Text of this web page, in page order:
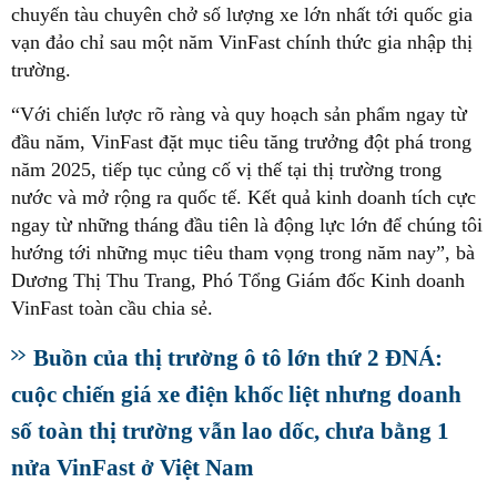
chuyến tàu chuyên chở số lượng xe lớn nhất tới quốc gia
vạn đảo chỉ sau một năm VinFast chính thức gia nhập thị
trường.
“Với chiến lược rõ ràng và quy hoạch sản phẩm ngay từ
đầu năm, VinFast đặt mục tiêu tăng trưởng đột phá trong
năm 2025, tiếp tục củng cố vị thế tại thị trường trong
nước và mở rộng ra quốc tế. Kết quả kinh doanh tích cực
ngay từ những tháng đầu tiên là động lực lớn để chúng tôi
hướng tới những mục tiêu tham vọng trong năm nay”, bà
Dương Thị Thu Trang, Phó Tổng Giám đốc Kinh doanh
VinFast toàn cầu chia sẻ.
Buồn của thị trường ô tô lớn thứ 2 ĐNÁ:
cuộc chiến giá xe điện khốc liệt nhưng doanh
số toàn thị trường vẫn lao dốc, chưa bằng 1
nửa VinFast ở Việt Nam